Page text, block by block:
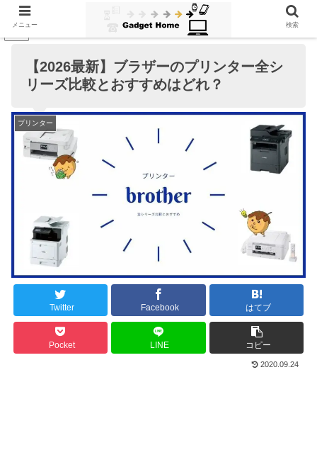
【2026最新】ブラザーのプリンター全シ
リーズ比較とおすすめはどれ？
プリンター
Twitter Facebook はてブ
Pocket LINE コピー
2020.09.24
メニュー 検索